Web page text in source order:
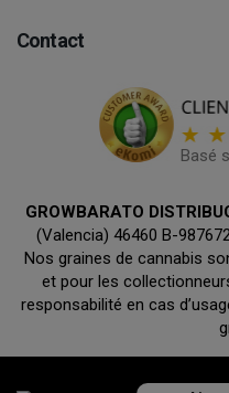
Contact
Basé
GROWBARATO
(Valencia) 46460 B-
Nos graines de cannabis
et pour les
responsabilité en cas